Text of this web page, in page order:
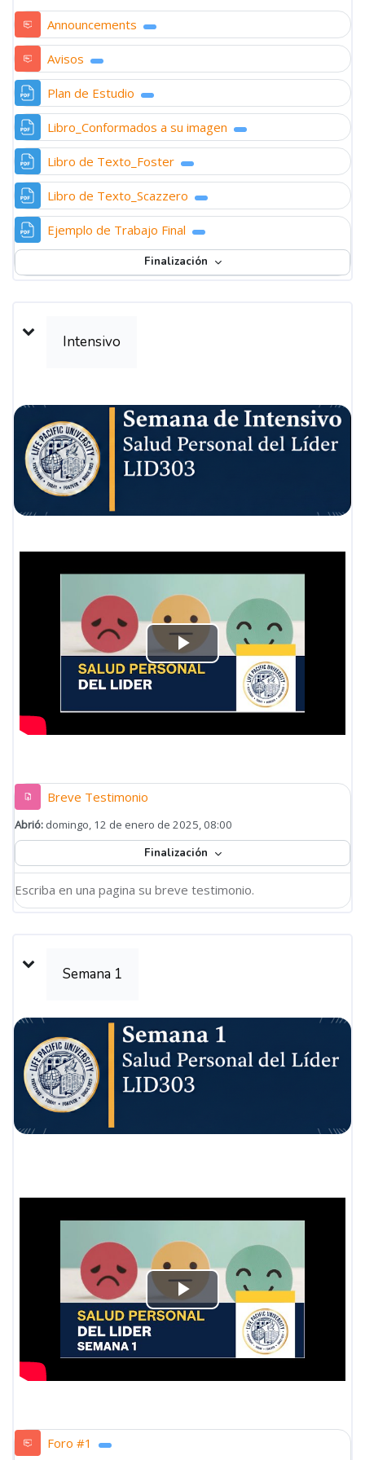
Announcements Foro
Avisos Foro
Plan de Estudio Archivo
Libro_Conformados a su imagen Archivo
Libro de Texto_Foster Archivo
Libro de Texto_Scazzero Archivo
Ejemplo de Trabajo Final Archivo
Finalización
Intensivo
Reproducir
Vídeo
Breve Testimonio
Abrió: domingo, 12 de enero de 2025, 08:00
Finalización
Escriba en una pagina su breve testimonio.
Semana 1
Reproducir
Vídeo
Foro #1